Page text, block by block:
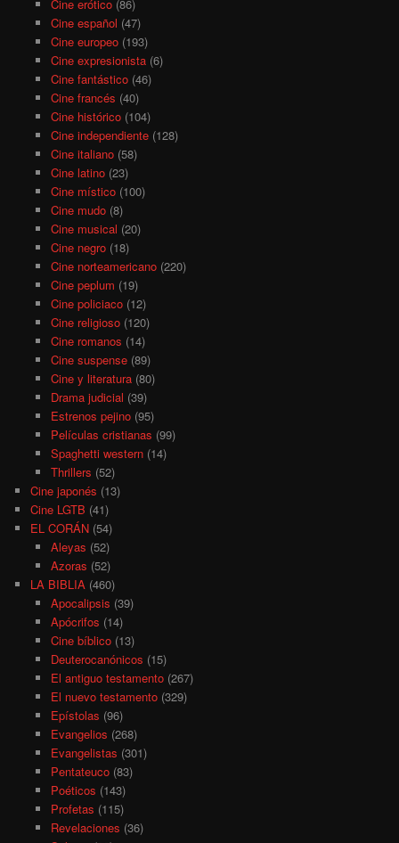
Cine erótico(86)
Cine español (47)
Cine europeo(193)
Cine expresionista(6)
Cine fantástico(46)
Cine francés (40)
Cine histórico(104)
Cine independiente(128)
Cine italiano(58)
Cine latino(23)
Cine místico(100)
Cine mudo(8)
Cine musical (20)
Cine negro(18)
Cine norteamericano(220)
Cine peplum (19)
Cine policiaco(12)
Cine religioso(120)
Cine romanos (14)
Cine suspense(89)
Cine y literatura(80)
Drama judicial (39)
Estrenos pejino(95)
Películas cristianas (99)
Spaghetti western(14)
Thrillers (52)
Cine japonés (13)
Cine LGTB (41)
EL CORÁN (54)
Aleyas (52)
Azoras (52)
LA BIBLIA (460)
Apocalipsis (39)
Apócrifos (14)
Cine bíblico(13)
Deuterocanónicos (15)
El antiguo testamento(267)
El nuevo testamento(329)
Epístolas (96)
Evangelios (268)
Evangelistas (301)
Pentateuco(83)
Poéticos (143)
Profetas (115)
Revelaciones (36)